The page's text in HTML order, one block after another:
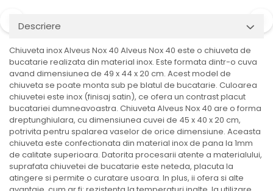
Descriere
Chiuveta inox Alveus Nox 40 Alveus Nox 40 este o chiuveta de
bucatarie realizata din material inox. Este formata dintr-o cuva
avand dimensiunea de 49 x 44 x 20 cm. Acest model de
chiuveta se poate monta sub pe blatul de bucatarie. Culoarea
chiuvetei este inox (finisaj satin), ce ofera un contrast placut
bucatariei dumneavoastra. Chiuveta Alveus Nox 40 are o forma
dreptunghiulara, cu dimensiunea cuvei de 45 x 40 x 20 cm,
potrivita pentru spalarea vaselor de orice dimensiune. Aceasta
chiuveta este confectionata din material inox de pana la 1mm
de calitate superioara. Datorita procesarii atente a materialului,
suprafata chiuvetei de bucatarie este neteda, placuta la
atingere si permite o curatare usoara. In plus, ii ofera si alte